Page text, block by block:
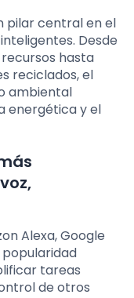
pilar central en el
Desde
hasta
reciclados, el
ambiental
energética y el
Alexa, Google
popularidad
tareas
de otros